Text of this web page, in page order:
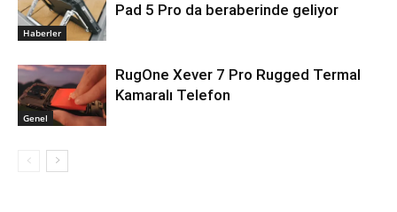
Haberler
Pad 5 Pro da beraberinde geliyor
Genel
RugOne Xever 7 Pro Rugged Termal
Kamaralı Telefon